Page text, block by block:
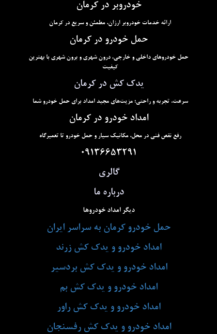
خودروبر در کرمان
ارائه خدمات خودروبر ارزان، مطمئن و سریع در کرمان
حمل خودرو در کرمان
حمل خودروهای داخلی و خارجی، درون شهری و برون شهری با بهترین
کیفیت
یدک کش در کرمان
سرعت، تجربه و راحتی؛ مزیت‌های مجید امداد برای حمل خودرو شما
امداد خودرو در کرمان
رفع نقص فنی در محل، مکانیک سیار و حمل خودرو تا تعمیرگاه
09136653291
گالری
درباره ما
دیگر امداد خودروها
حمل خودرو کرمان به سراسر ایران
امداد خودرو و یدک کش زرند
امداد خودرو و یدک کش بردسیر
امداد خودرو و یدک کش بم
امداد خودرو و یدک کش راور
امداد خودرو و یدک کش رفسنجان